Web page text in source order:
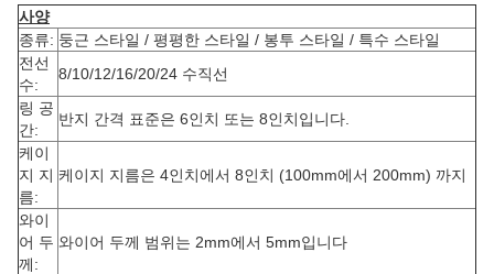
사양
종류: 둥근 스타일 / 평평한 스타일 / 봉투 스타일 / 특수 스타일
전선
수:
8/10/12/16/20/24 수직선
링 공
간:
반지 간격 표준은 6인치 또는 8인치입니다.
케이
지 지
름:
케이지 지름은 4인치에서 8인치 (100mm에서 200mm) 까지
와이
어 두
께:
와이어 두께 범위는 2mm에서 5mm입니다